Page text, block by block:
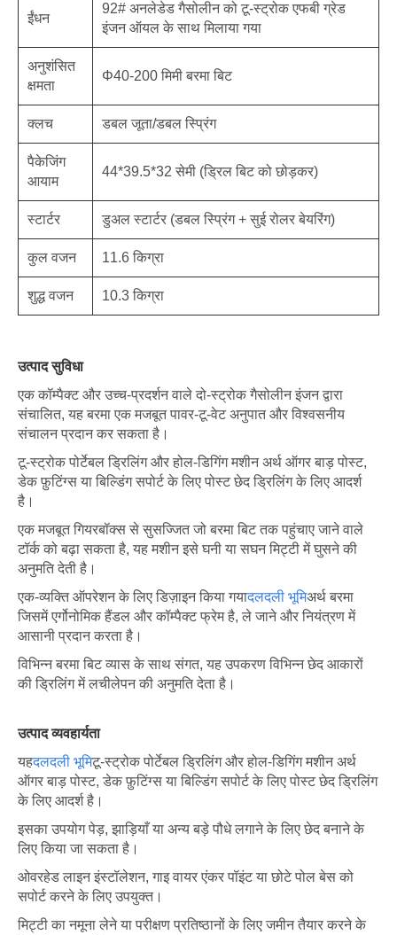
ईंधन
92# अनलेडेड गैसोलीन को टू-स्ट्रोक एफबी ग्रेड
इंजन ऑयल के साथ मिलाया गया
अनुशंसित
क्षमता
Φ40-200 मिमी बरमा बिट
क्लच डबल जूता/डबल स्प्रिंग
पैकेजिंग
आयाम
44*39.5*32 सेमी (ड्रिल बिट को छोड़कर)
स्टार्टर डुअल स्टार्टर (डबल स्प्रिंग + सुई रोलर बेयरिंग)
कुल वजन 11.6 किग्रा
शुद्ध वजन 10.3 किग्रा
उत्पाद सुविधा
एक कॉम्पैक्ट और उच्च-प्रदर्शन वाले दो-स्ट्रोक गैसोलीन इंजन द्वारा
संचालित, यह बरमा एक मजबूत पावर-टू-वेट अनुपात और विश्वसनीय
संचालन प्रदान कर सकता है।
टू-स्ट्रोक पोर्टेबल ड्रिलिंग और होल-डिगिंग मशीन अर्थ ऑगर बाड़ पोस्ट,
डेक फ़ुटिंग्स या बिल्डिंग सपोर्ट के लिए पोस्ट छेद ड्रिलिंग के लिए आदर्श
है।
एक मजबूत गियरबॉक्स से सुसज्जित जो बरमा बिट तक पहुंचाए जाने वाले
टॉर्क को बढ़ा सकता है, यह मशीन इसे घनी या सघन मिट्टी में घुसने की
अनुमति देती है।
एक-व्यक्ति ऑपरेशन के लिए डिज़ाइन किया गयादलदली भूमिअर्थ बरमा
जिसमें एर्गोनोमिक हैंडल और कॉम्पैक्ट फ्रेम है, ले जाने और नियंत्रण में
आसानी प्रदान करता है।
विभिन्न बरमा बिट व्यास के साथ संगत, यह उपकरण विभिन्न छेद आकारों
की ड्रिलिंग में लचीलेपन की अनुमति देता है।
उत्पाद व्यवहार्यता
यहदलदली भूमिटू-स्ट्रोक पोर्टेबल ड्रिलिंग और होल-डिगिंग मशीन अर्थ
ऑगर बाड़ पोस्ट, डेक फ़ुटिंग्स या बिल्डिंग सपोर्ट के लिए पोस्ट छेद ड्रिलिंग
के लिए आदर्श है।
इसका उपयोग पेड़, झाड़ियाँ या अन्य बड़े पौधे लगाने के लिए छेद बनाने के
लिए किया जा सकता है।
ओवरहेड लाइन इंस्टॉलेशन, गाइ वायर एंकर पॉइंट या छोटे पोल बेस को
सपोर्ट करने के लिए उपयुक्त।
मिट्टी का नमूना लेने या परीक्षण प्रतिष्ठानों के लिए जमीन तैयार करने के